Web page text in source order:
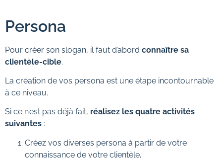
Persona
Pour créer son slogan, il faut d’abord connaître sa
clientèle-cible.
La création de vos persona est une étape incontournable
à ce niveau.
Si ce n’est pas déjà fait, réalisez les quatre activités
suivantes :
Créez vos diverses persona à partir de votre
connaissance de votre clientèle,